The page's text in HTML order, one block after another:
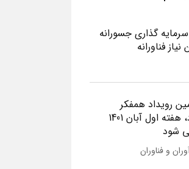
گذاری جسورانه
فناورانه
رویداد همفکر
شاهرود، هفته اول آبان 1401
شود
و فناوران